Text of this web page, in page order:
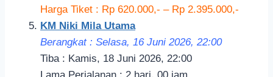
Harga Tiket : Rp 620.000,- – Rp 2.395.000,-
KM Niki Mila Utama
Berangkat : Selasa, 16 Juni 2026, 22:00
Tiba : Kamis, 18 Juni 2026, 22:00